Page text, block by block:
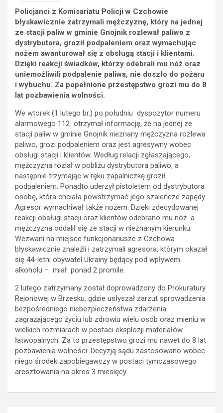
Policjanci z Komisariatu Policji w Czchowie
błyskawicznie zatrzymali mężczyznę, który na jednej
ze stacji paliw w gminie Gnojnik rozlewał paliwo z
dystrybutora, groził podpaleniem oraz wymachując
nożem awanturował się z obsługą stacji i klientami.
Dzięki reakcji świadków, którzy odebrali mu nóż oraz
uniemożliwili podpalenie paliwa, nie doszło do pożaru
i wybuchu. Za popełnione przestępstwo grozi mu do 8
lat pozbawienia wolności.
We wtorek (1 lutego br.) po południu dyspozytor numeru
alarmowego 112 otrzymał informację, że na jednej ze
stacji paliw w gminie Gnojnik nieznany mężczyzna rozlewa
paliwo, grozi podpaleniem oraz jest agresywny wobec
obsługi stacji i klientów. Według relacji zgłaszającego,
mężczyzna rozlał w pobliżu dystrybutora paliwo, a
następnie trzymając w ręku zapalniczkę groził
podpaleniem. Ponadto uderzył pistoletem od dystrybutora
osobę, która chciała powstrzymać jego szaleńcze zapędy.
Agresor wymachiwał także nożem. Dzięki zdecydowanej
reakcji obsługi stacji oraz klientów odebrano mu nóż a
mężczyzna oddalił się ze stacji w nieznanym kierunku.
Wezwani na miejsce funkcjonariusze z Czchowa
błyskawicznie znaleźli i zatrzymali agresora, którym okazał
się 44-letni obywatel Ukrainy będący pod wpływem
alkoholu – miał ponad 2 promile.
2 lutego zatrzymany został doprowadzony do Prokuratury
Rejonowej w Brzesku, gdzie usłyszał zarzut sprowadzenia
bezpośredniego niebezpieczeństwa zdarzenia
zagrażającego życiu lub zdrowiu wielu osób oraz mieniu w
wielkich rozmiarach w postaci eksplozji materiałów
łatwopalnych. Za to przestępstwo grozi mu nawet do 8 lat
pozbawienia wolności. Decyzją sądu zastosowano wobec
niego środek zapobiegawczy w postaci tymczasowego
aresztowania na okres 3 miesięcy.